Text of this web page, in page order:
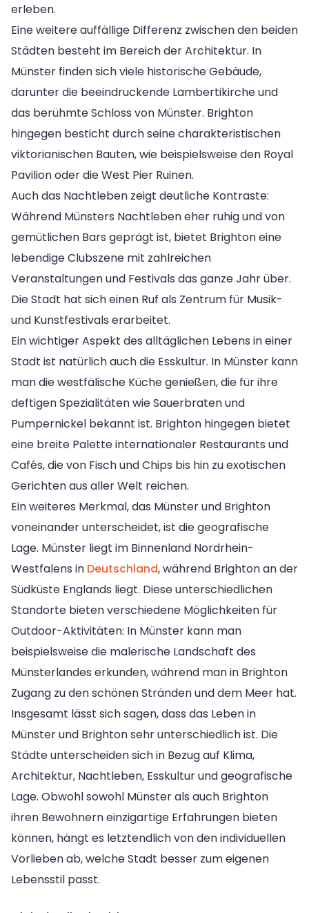
erleben.
Eine weitere auffällige Differenz zwischen den beiden
Städten besteht im Bereich der Architektur. In
Münster finden sich viele historische Gebäude,
darunter die beeindruckende Lambertikirche und
das berühmte Schloss von Münster. Brighton
hingegen besticht durch seine charakteristischen
viktorianischen Bauten, wie beispielsweise den Royal
Pavilion oder die West Pier Ruinen.
Auch das Nachtleben zeigt deutliche Kontraste:
Während Münsters Nachtleben eher ruhig und von
gemütlichen Bars geprägt ist, bietet Brighton eine
lebendige Clubszene mit zahlreichen
Veranstaltungen und Festivals das ganze Jahr über.
Die Stadt hat sich einen Ruf als Zentrum für Musik-
und Kunstfestivals erarbeitet.
Ein wichtiger Aspekt des alltäglichen Lebens in einer
Stadt ist natürlich auch die Esskultur. In Münster kann
man die westfälische Küche genießen, die für ihre
deftigen Spezialitäten wie Sauerbraten und
Pumpernickel bekannt ist. Brighton hingegen bietet
eine breite Palette internationaler Restaurants und
Cafés, die von Fisch und Chips bis hin zu exotischen
Gerichten aus aller Welt reichen.
Ein weiteres Merkmal, das Münster und Brighton
voneinander unterscheidet, ist die geografische
Lage. Münster liegt im Binnenland Nordrhein-
Westfalens in Deutschland, während Brighton an der
Südküste Englands liegt. Diese unterschiedlichen
Standorte bieten verschiedene Möglichkeiten für
Outdoor-Aktivitäten: In Münster kann man
beispielsweise die malerische Landschaft des
Münsterlandes erkunden, während man in Brighton
Zugang zu den schönen Stränden und dem Meer hat.
Insgesamt lässt sich sagen, dass das Leben in
Münster und Brighton sehr unterschiedlich ist. Die
Städte unterscheiden sich in Bezug auf Klima,
Architektur, Nachtleben, Esskultur und geografische
Lage. Obwohl sowohl Münster als auch Brighton
ihren Bewohnern einzigartige Erfahrungen bieten
können, hängt es letztendlich von den individuellen
Vorlieben ab, welche Stadt besser zum eigenen
Lebensstil passt.